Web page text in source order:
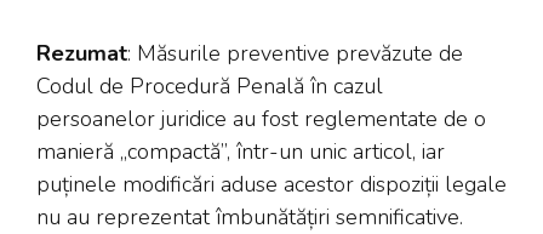
Rezumat: Măsurile preventive prevăzute de
Codul de Procedură Penală în cazul
persoanelor juridice au fost reglementate de o
manieră „compactă”, într-un unic articol, iar
puținele modificări aduse acestor dispoziții legale
nu au reprezentat îmbunătățiri semnificative.